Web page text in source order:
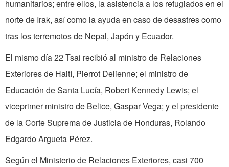
humanitarios; entre ellos, la asistencia a los refugiados en el
norte de Irak, así como la ayuda en caso de desastres como
tras los terremotos de Nepal, Japón y Ecuador.
El mismo día 22 Tsai recibió al ministro de Relaciones
Exteriores de Haití, Pierrot Delienne; el ministro de
Educación de Santa Lucía, Robert Kennedy Lewis; el
viceprimer ministro de Belice, Gaspar Vega; y el presidente
de la Corte Suprema de Justicia de Honduras, Rolando
Edgardo Argueta Pérez.
Según el Ministerio de Relaciones Exteriores, casi 700